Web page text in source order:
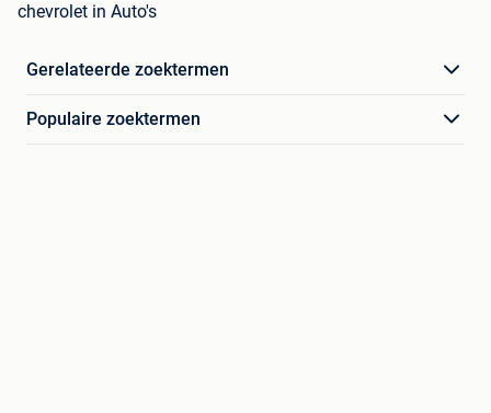
chevrolet in Auto's
Gerelateerde zoektermen
Populaire zoektermen